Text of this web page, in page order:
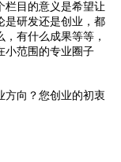
栏目的意义是希望让
是研发还是创业，都
有什么成果等等，
小范围的专业圈子
方向？您创业的初衷